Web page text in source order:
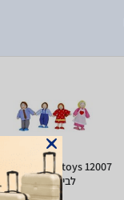
Pitoys 12007 רבעיית בובות
לבית בובות